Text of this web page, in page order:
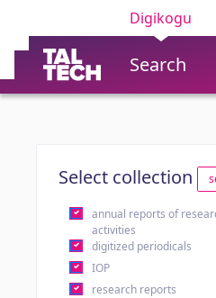
Digikogu
Search
Select collection
annual reports of
activities
digitized periodicals
IOP
research reports